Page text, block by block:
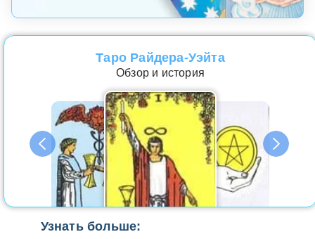
Таро Райдера-Уэйта
Обзор и история
Узнать больше: